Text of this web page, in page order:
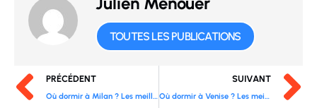
TOUTES LES PUBLICATIONS
PRÉCÉDENT
Où dormir à Milan ? Les meilleurs quartiers où se loger
SUIVANT
Où dormir à Venise ? Les meilleurs quartiers où se loger